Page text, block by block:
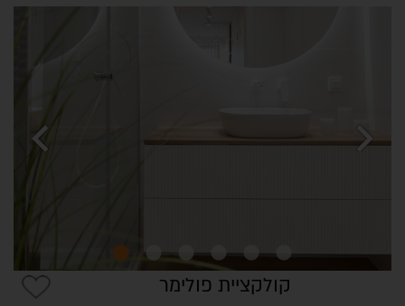
chevron_left chevron_right
קולקציית פולימר